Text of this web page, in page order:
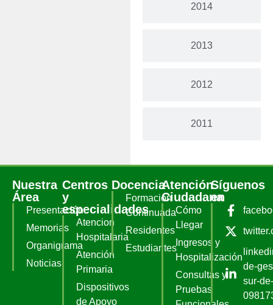
2014
2013
2012
2011
Nuestra
Área
Presentación
Memorias
Organigrama
Noticias
Centros
y
especialidades
Atencion
Hospitalaria
Atención
Primaria
Dispositivos
de Apoyo
Docencia
Formación
Continuada
Residentes
Estudiantes
Atención
Ciudadana
Cómo
Llegar
Ingresos y
Hospitalización
Consultas y
Pruebas
Síguenos
en
de-
sur-